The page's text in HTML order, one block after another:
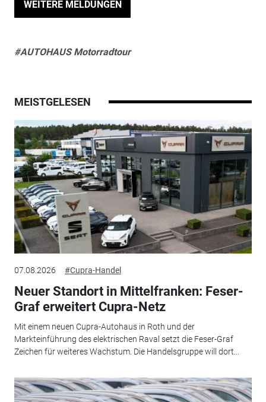
WEITERE MELDUNGEN
#AUTOHAUS Motorradtour
MEISTGELESEN
07.08.2026 #Cupra-Handel
Neuer Standort in Mittelfranken: Feser-
Graf erweitert Cupra-Netz
Mit einem neuen Cupra-Autohaus in Roth und der
Markteinführung des elektrischen Raval setzt die Feser-Graf
Zeichen für weiteres Wachstum. Die Handelsgruppe will dort...